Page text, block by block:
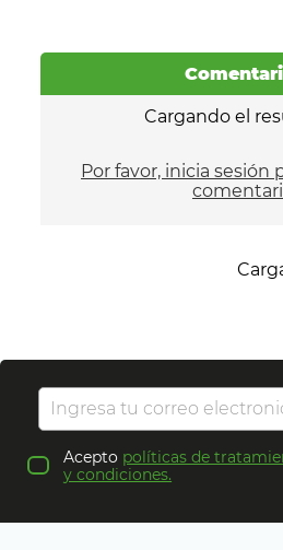
Cargando el
Por favor, inicia sesión
Acepto políticas de
y condiciones.